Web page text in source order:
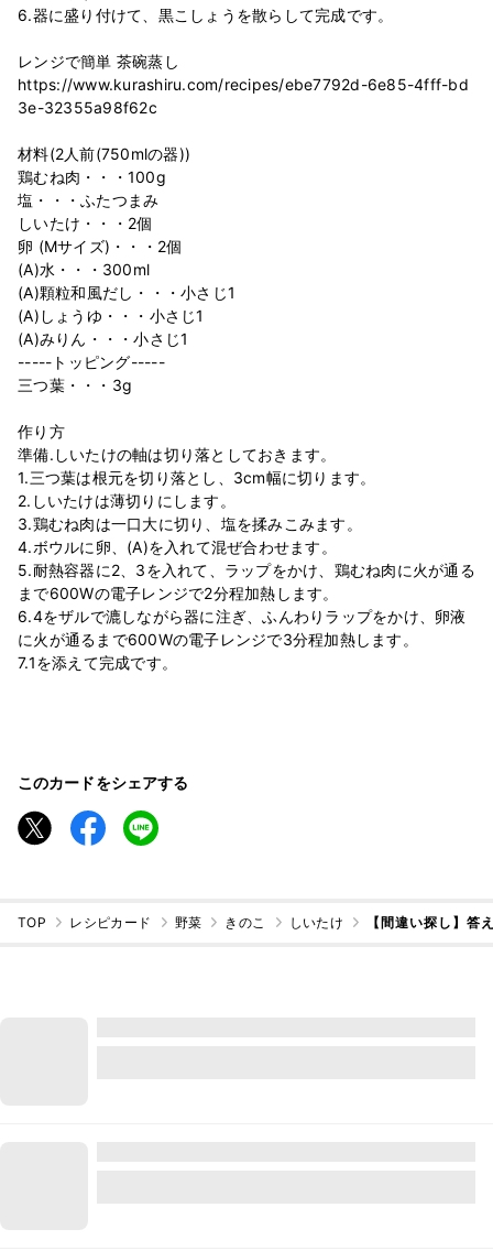
6.器に盛り付けて、黒こしょうを散らして完成です。
レンジで簡単 茶碗蒸し
https://www.kurashiru.com/recipes/ebe7792d-6e85-4fff-bd
3e-32355a98f62c
材料(2人前(750mlの器))
鶏むね肉・・・100g
塩・・・ふたつまみ
しいたけ・・・2個
卵 (Mサイズ)・・・2個
(A)水・・・300ml
(A)顆粒和風だし・・・小さじ1
(A)しょうゆ・・・小さじ1
(A)みりん・・・小さじ1
-----トッピング-----
三つ葉・・・3g
作り方
準備.しいたけの軸は切り落としておきます。
1.三つ葉は根元を切り落とし、3cm幅に切ります。
2.しいたけは薄切りにします。
3.鶏むね肉は一口大に切り、塩を揉みこみます。
4.ボウルに卵、(A)を入れて混ぜ合わせます。
5.耐熱容器に2、3を入れて、ラップをかけ、鶏むね肉に火が通る
まで600Wの電子レンジで2分程加熱します。
6.4をザルで漉しながら器に注ぎ、ふんわりラップをかけ、卵液
に火が通るまで600Wの電子レンジで3分程加熱します。
7.1を添えて完成です。
このカードをシェアする
TOP レシピカード 野菜 きのこ しいたけ 【間違い探し】